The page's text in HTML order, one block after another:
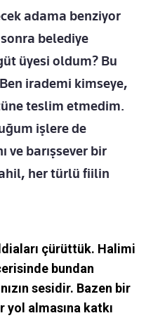
adama benziyor
belediye
üyesi oldum? Bu
irademi kimseye,
teslim etmedim.
işlere de
ve barışsever bir
her türlü fiilin
çürüttük. Halimi
bundan
sesidir. Bazen bir
almasına katkı